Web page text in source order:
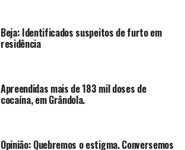
Beja: Identificados suspeitos de furto em
residência
Apreendidas mais de 183 mil doses de
cocaína, em Grândola.
Opinião: Quebremos o estigma. Conversemos